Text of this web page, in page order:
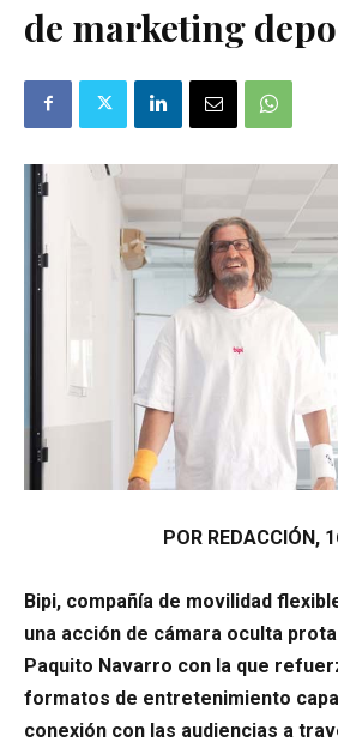
de marketing
POR REDACCIÓN,
Bipi, compañía de movilidad
una acción de cámara oculta
Paquito Navarro con la que
formatos de entretenimiento
conexión con las audiencias a